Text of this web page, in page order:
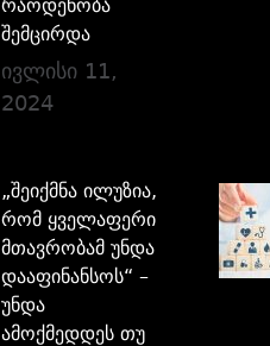
რაოდენობა
შემცირდა
ივლისი 11,
2024
„შეიქმნა ილუზია,
რომ ყველაფერი
მთავრობამ უნდა
დააფინანსოს“ –
უნდა
ამოქმედდეს თუ